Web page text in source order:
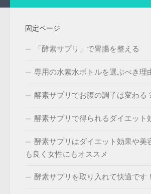
固定ページ
「酵素サプリ」で胃腸を整える
専用の水素水ボトルを選ぶべき理
酵素サプリでお腹の調子は変わる
酵素サプリで得られるダイエット
酵素サプリはダイエット効果や美
も良く女性にもオススメ
酵素サプリを取り入れて快適です！